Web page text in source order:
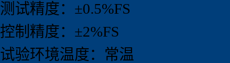
测试精度：±0.5%FS
控制精度：±2%FS
试验环境温度：常温